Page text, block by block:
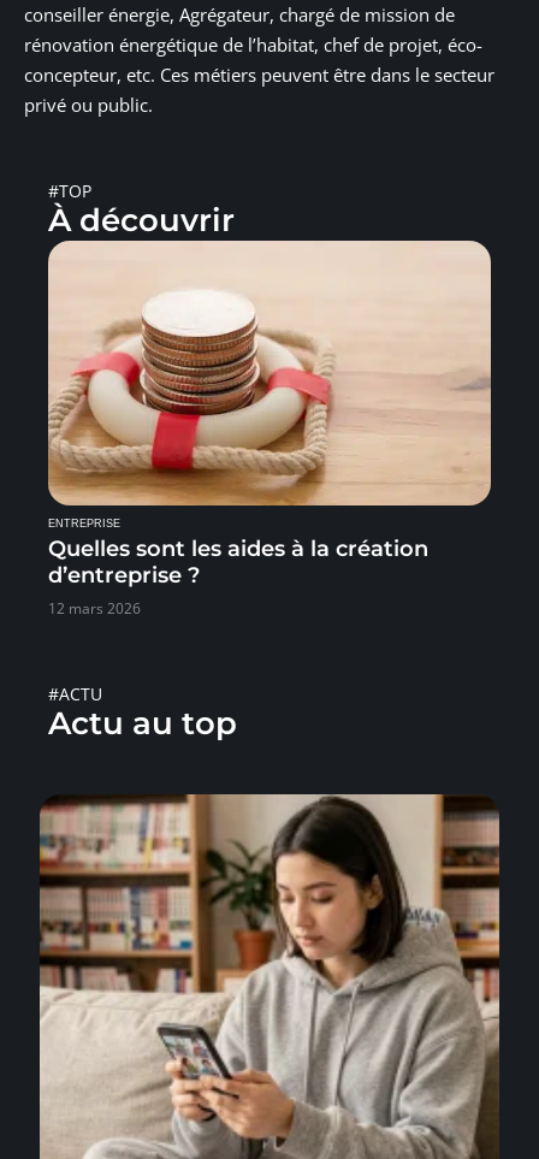
conseiller énergie, Agrégateur, chargé de mission de
rénovation énergétique de l’habitat, chef de projet, éco-
concepteur, etc. Ces métiers peuvent être dans le secteur
privé ou public.
#TOP
À découvrir
ENTREPRISE
Quelles sont les aides à la création
d’entreprise ?
12 mars 2026
#ACTU
Actu au top